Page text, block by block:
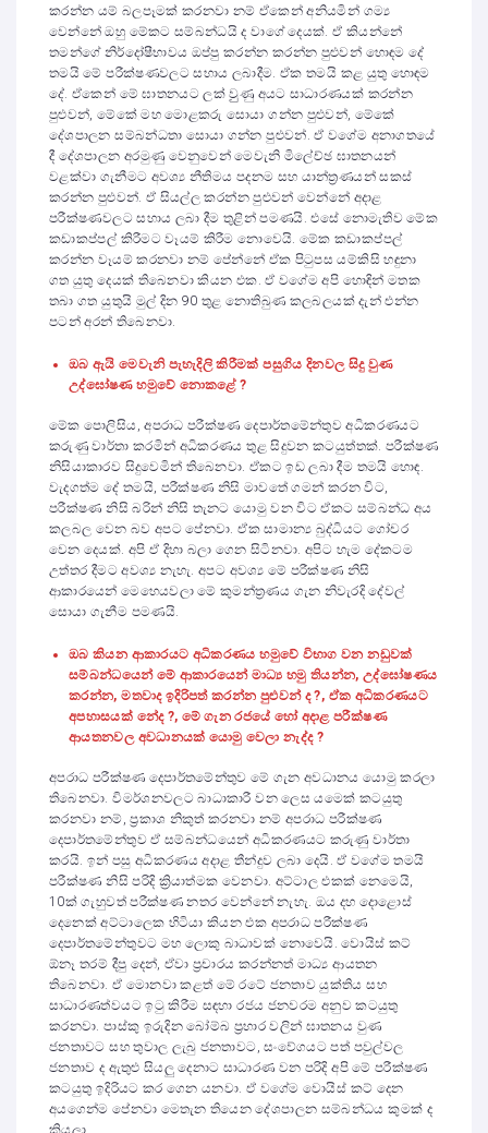
කරන්න යම් බලපෑමක් කරනවා නම් ඒකෙන් අනියමින් ගම්‍ය
වෙන්නේ ඔහු මේකට සම්බන්ධයි ද වාගේ දෙයක්. ඒ කියන්නේ
තමන්ගේ නිර්දෝෂීභාවය ඔප්පු කරන්න කරන්න පුළුවන් හොඳම දේ
තමයි මේ පරීක්ෂණවලට සහාය ලබාදීම. ඒක තමයි කළ යුතු හොඳම
දේ. ඒකෙන් මේ ඝාතනයට ලක් වුුණු අයට සාධාරණයක් කරන්න
පුළුවන්, මේකේ මහ මොළකරු සොයා ගන්න පුළුවන්, මේකේ
දේශපාලන සම්බන්ධතා සොයා ගන්න පුළුවන්. ඒ වගේම අනාගතයේ
දී දේශපාලන අරමුණු වෙනුවෙන් මෙවැනි මිලේච්ඡ ඝාතනයන්
වළක්වා ගැනීමට අවශ්‍ය නීතිමය පදනම සහ යාන්ත්‍රණයන් සකස්
කරන්න පුළුවන්. ඒ සියල්ල කරන්න පුළුවන් වෙන්නේ අදාළ
පරීක්ෂණවලට සහාය ලබා දීම තුළින් පමණයි. එසේ නොමැතිව මේක
කඩාකප්පල් කිරීමට වෑයම් කිරීම නොවෙයි. මේක කඩාකප්පල්
කරන්න වෑයම් කරනවා නම් පේන්නේ ඒක පිටුපස යම්කිසි හඳුනා
ගත යුතු දෙයක් තිබෙනවා කියන එක. ඒ වගේම අපි හොඳින් මතක
තබා ගත යුතුයි මුල් දින 90 තුළ නොතිබුණ කලබලයක් දැන් එන්න
පටන් අරන් තිබෙනවා.
ඔබ ඇයි මෙවැනි පැහැදිලි කිරීමක් පසුගිය දිනවල සිදු වුණ
උද්ඝෝෂණ හමුවේ නොකළේ ?
මේක පොලිසිය, අපරාධ පරීක්ෂණ දෙපාර්තමේන්තුව අධිකරණයට
කරුණු වාර්තා කරමින් අධිකරණය තුළ සිදුවන කටයුත්තක්. පරීක්ෂණ
නිසියාකාරව සිදුවෙමින් තිබෙනවා. ඒකට ඉඩ ලබා දීම තමයි හොඳ.
වැදගත්ම දේ තමයි, පරීක්ෂණ නිසි මාවතේ ගමන් කරන විට,
පරීක්ෂණ නිසි බරින් නිසි තැනට යොමු වන විට ඒකට සම්බන්ධ අය
කලබල වෙන බව අපට පේනවා. ඒක සාමාන්‍ය බුද්ධියට ගෝචර
වෙන දෙයක්. අපි ඒ දිහා බලා ගෙන සිටිනවා. අපිට හැම දේකටම
උත්තර දීමට අවශ්‍ය නැහැ. අපට අවශ්‍ය මේ පරීක්ෂණ නිසි
ආකාරයෙන් මෙහෙයවලා මේ කුමන්ත්‍රණය ගැන නිවැරදි දේවල්
සොයා ගැනීම පමණයි.
ඔබ කියන ආකාරයට අධිකරණය හමුවේ විභාග වන නඩුවක්
සම්බන්ධයෙන් මේ ආකාරයෙන් මාධ්‍ය හමු තියන්න, උද්ඝෝෂණය
කරන්න, මතවාද ඉදිරිපත් කරන්න පුළුවන් ද ?, ඒක අධිකරණයට
අපහාසයක් නේද ?, මේ ගැන රජයේ හෝ අදාළ පරීක්ෂණ
ආයතනවල අවධානයක් යොමු වෙලා නැද්ද ?
අපරාධ පරීක්ෂණ දෙපාර්තමේන්තුව මේ ගැන අවධානය යොමු කරලා
තිබෙනවා. විමර්ශනවලට බාධාකාරී වන ලෙස යමෙක් කටයුතු
කරනවා නම්, ප්‍රකාශ නිකුත් කරනවා නම් අපරාධ පරීක්ෂණ
දෙපාර්තමේන්තුව ඒ සම්බන්ධයෙන් අධිකරණයට කරුණු වාර්තා
කරයි. ඉන් පසු අධිකරණය අදාළ තීන්දුව ලබා දෙයි. ඒ වගේම තමයි
පරීක්ෂණ නිසි පරිදි ක්‍රියාත්මක වෙනවා. අට්ටාල එකක් නෙමෙයි,
10ක් ගැහුවත් පරීක්ෂණ නතර වෙන්නේ නැහැ. ඔය දහ දොළොස්
දෙනෙක් අට්ටාලෙක හිටියා කියන එක අපරාධ පරීක්ෂණ
දෙපාර්තමේන්තුවට මහ ලොකු බාධාවක් නොවෙයි. වොයිස් කට්
ඕනෑ තරම් දීපු දෙන්, ඒවා ප්‍රචාරය කරන්නත් මාධ්‍ය ආයතන
තිබෙනවා. ඒ මොනවා කළත් මේ රටේ ජනතාව යුක්තිය සහ
සාධාරණත්වයට ඉටු කිරීම සඳහා රජය ජනවරම අනුව කටයුතු
කරනවා. පාස්කු ඉරුදින බෝම්බ ප්‍රහාර වලින් ඝාතනය වුණ
ජනතාවට සහ තුවාල ලැබු ජනතාවට, සංවේගයට පත් පවුල්වල
ජනතාව ද ඇතුළු සියලු දෙනාට සාධාරණ වන පරිදි අපි මේ පරීක්ෂණ
කටයුතු ඉදිරියට කර ගෙන යනවා. ඒ වගේම වොයිස් කට් දෙන
අයගෙන්ම පේනවා මෙතැන තියෙන දේශපාලන සම්බන්ධය කුමක් ද
කියලා.